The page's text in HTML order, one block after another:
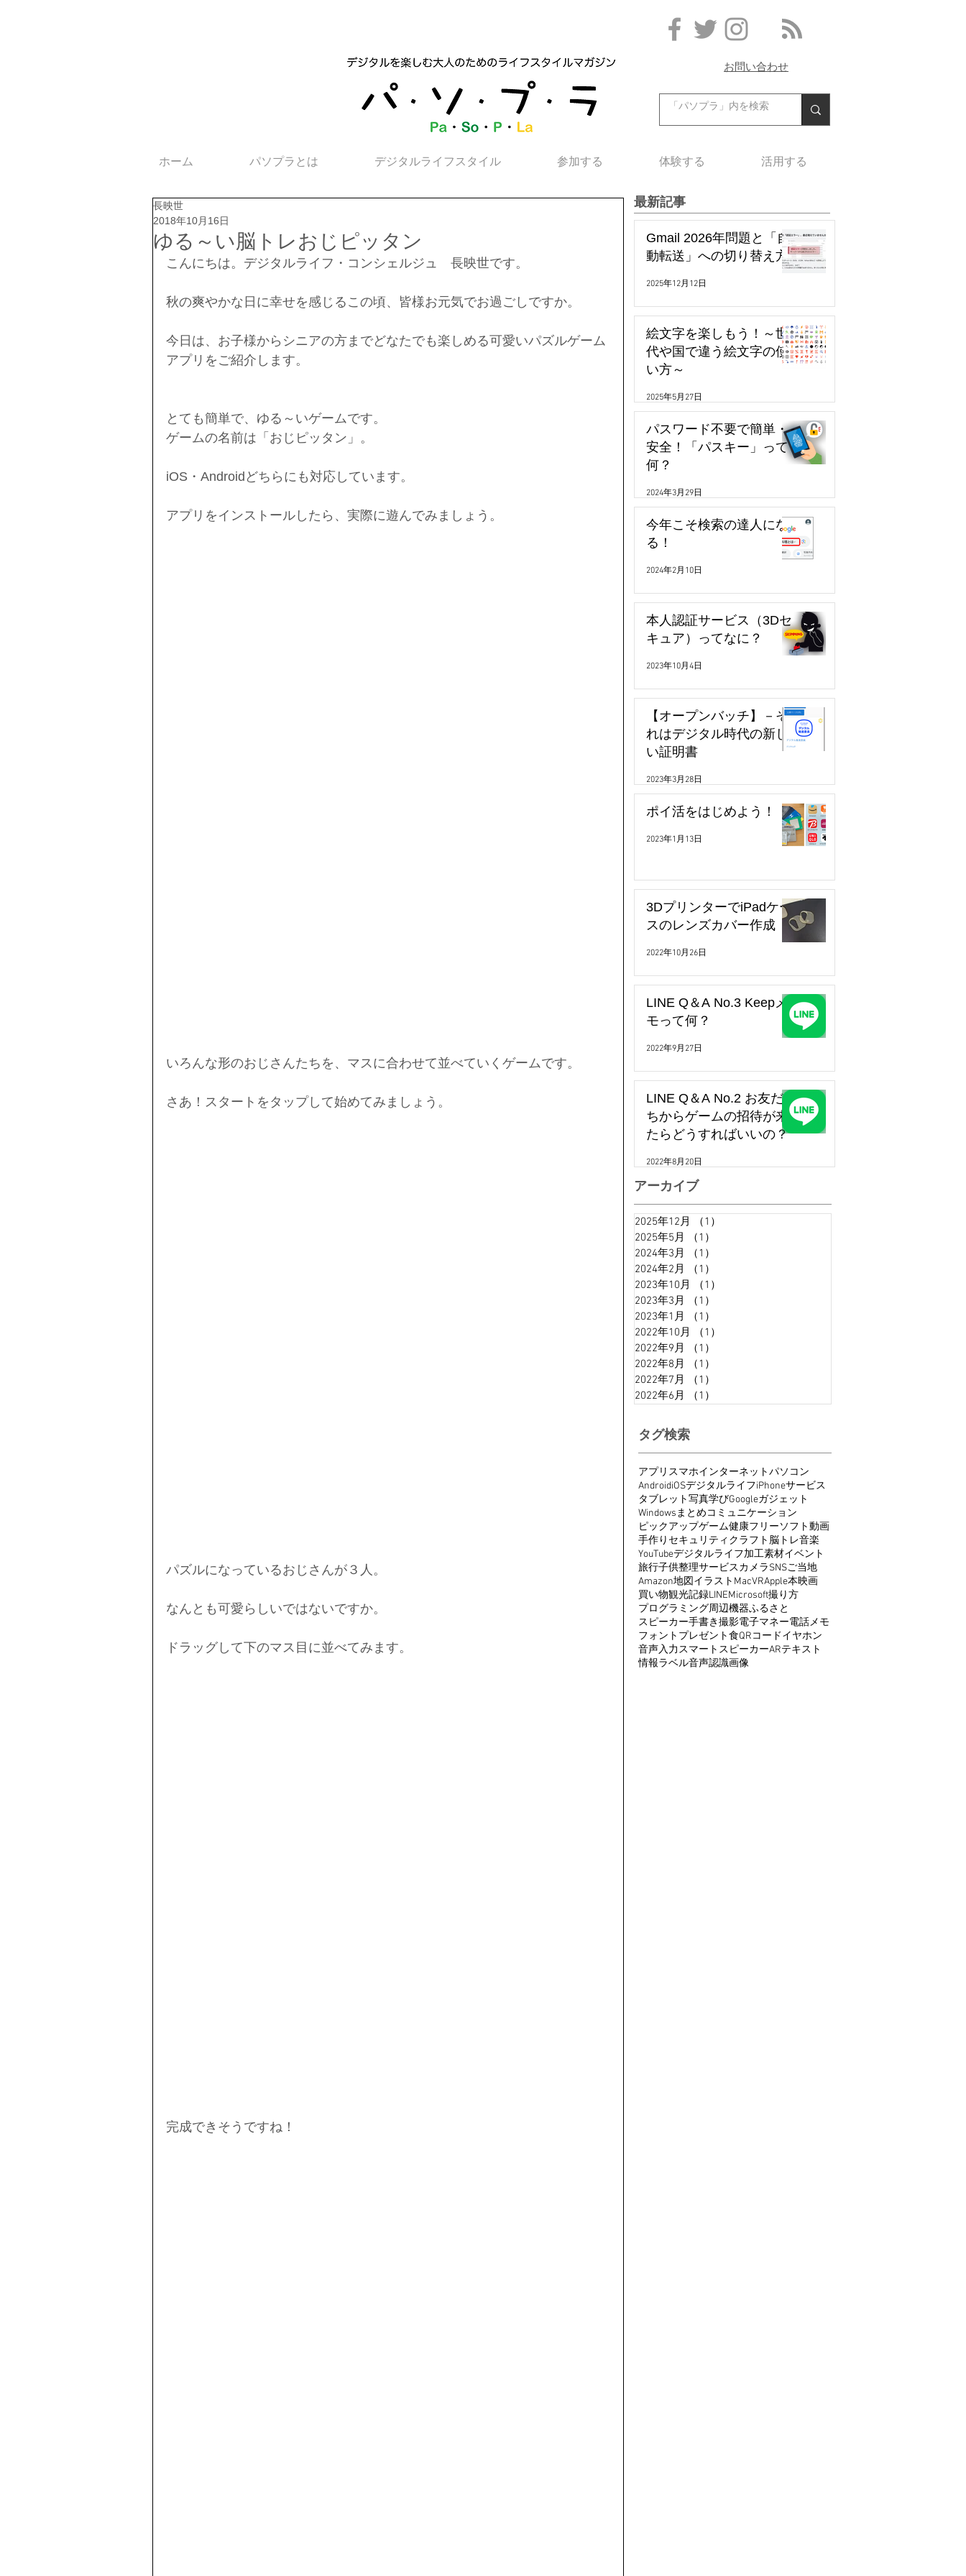
お問い合わせ
ホーム パソプラとは デジタルライフスタイル 参加する 体験する 活用する
ゆる～い脳トレおじピッタン
長映世
2018年10月16日
こんにちは。デジタルライフ・コンシェルジュ　長映世です。
秋の爽やかな日に幸せを感じるこの頃、皆様お元気でお過ごしですか。
今日は、お子様からシニアの方までどなたでも楽しめる可愛いパズルゲーム
アプリをご紹介します。
とても簡単で、ゆる～いゲームです。
ゲームの名前は「おじピッタン」。
iOS・Androidどちらにも対応しています。
アプリをインストールしたら、実際に遊んでみましょう。
いろんな形のおじさんたちを、マスに合わせて並べていくゲームです。
さあ！スタートをタップして始めてみましょう。
パズルになっているおじさんが３人。
なんとも可愛らしいではないですか。
ドラッグして下のマス目に並べてみます。
完成できそうですね！
最新記事
Gmail 2026年問題と「自
動転送」への切り替え方
2025年12月12日
絵文字を楽しもう！～世
代や国で違う絵文字の使
い方～
2025年5月27日
パスワード不要で簡単・
安全！「パスキー」って
何？
2024年3月29日
今年こそ検索の達人にな
る！
2024年2月10日
本人認証サービス（3Dセ
キュア）ってなに？
2023年10月4日
【オープンバッチ】－そ
れはデジタル時代の新し
い証明書
2023年3月28日
ポイ活をはじめよう！
2023年1月13日
3DプリンターでiPadケー
スのレンズカバー作成
2022年10月26日
LINE Q＆A No.3 Keepメ
モって何？
2022年9月27日
LINE Q＆A No.2 お友だ
ちからゲームの招待が来
たらどうすればいいの？
2022年8月20日
アーカイブ
2025年12月 （1）
2025年5月
（1）
2024年3月
（1）
2024年2月
（1）
2023年10月
（1）
2023年3月
（1）
2023年1月
（1）
2022年10月
（1）
2022年9月
（1）
2022年8月
（1）
2022年7月
（1）
2022年6月
（1）
タグ検索
アプリ スマホインターネットパソコン
AndroidiOSデジタルライフiPhoneサービス
タブレット写真学びGoogleガジェット
Windowsまとめコミュニケーション
ピックアップゲーム健康フリーソフト動画
手作り セキュリティ クラフト脳トレ音楽
YouTubeデジタルライフ加工素材イベント
旅行子供整理サービスカメラSNSご当地
Amazon地図イラスト MacVRApple本映画
買い物観光記録LINEMicrosoft撮り方
プログラミング周辺機器ふるさと
スピーカー手書き撮影電子マネー電話メモ
フォント プレゼント食QRコードイヤホン
音声入力スマートスピーカーARテキスト
情報ラベル音声認識画像